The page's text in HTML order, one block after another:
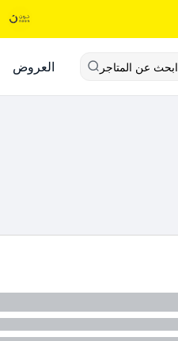
العروض ابحث عن المتاجر